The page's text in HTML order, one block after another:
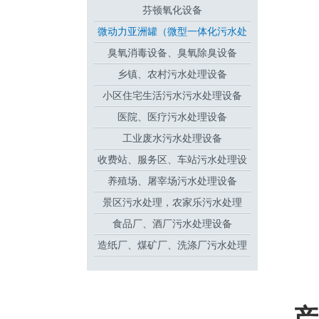
芬顿氧化设备
微动力亚洲罐（微型一体化污水处
理设备
臭氧消毒设备、臭氧除臭设备
乡镇、农村污水处理设备
小区住宅生活污水污水处理设备
医院、医疗污水处理设备
工业废水污水处理设备
收费站、服务区、车站污水处理设
备
养殖场、屠宰场污水处理设备
景区污水处理，农家乐污水处理
食品厂、酒厂污水处理设备
造纸厂、煤矿厂、洗涤厂污水处理